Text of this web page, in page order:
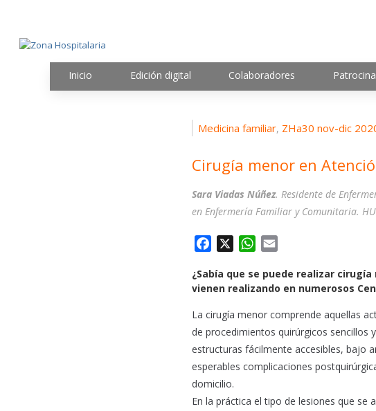
Inicio Edición digital Colaboradores
Medicina familiar, ZHa30 nov-dic
Cirugía menor en
Sara Viadas Núñez. Residente de
en Enfermería Familiar y Comunitaria.
c
e
b
o
W
a
t
s
A
p
a
i
l
¿Sabía que se puede realizar
vienen realizando en numerosos
La cirugía menor comprende aquellas
de procedimientos quirúrgicos sencillos
estructuras fácilmente accesibles, bajo
esperables complicaciones
domicilio.
En la práctica el tipo de lesiones que se